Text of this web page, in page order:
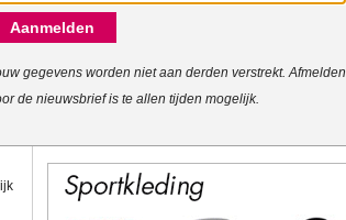
Aanmelden
gegevens worden niet aan derden verstrekt. Afmelden
de nieuwsbrief is te allen tijden mogelijk.